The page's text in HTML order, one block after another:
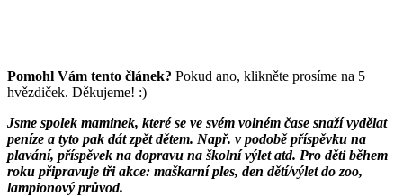
Pomohl Vám tento článek? Pokud ano, klikněte prosíme na 5
hvězdiček. Děkujeme! :)
Jsme spolek maminek, které se ve svém volném čase snaží vydělat
peníze a tyto pak dát zpět dětem. Např. v podobě příspěvku na
plavání, příspěvek na dopravu na školní výlet atd. Pro děti během
roku připravuje tři akce: maškarní ples, den dětí/výlet do zoo,
lampionový průvod.